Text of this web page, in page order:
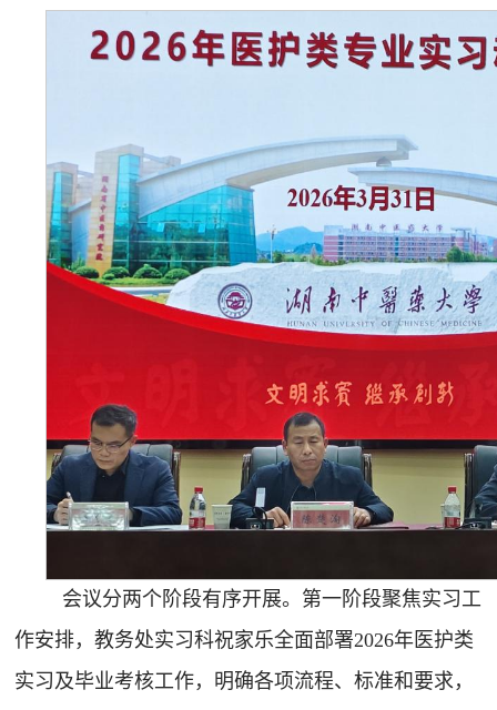
会议分两个阶段有序开展。第一阶段聚焦实习工
作安排，教务处实习科祝家乐全面部署2026年医护类
实习及毕业考核工作，明确各项流程、标准和要求，